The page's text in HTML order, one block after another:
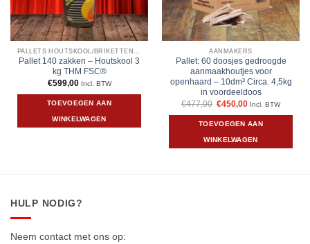
Pallet 140 zakken – Houtskool 3
kg THM FSC®
€599,00 Incl. BTW
TOEVOEGEN AAN
WINKELWAGEN
AANMAKERS
Pallet: 60 doosjes gedroogde
aanmaakhoutjes voor
openhaard – 10dm³ Circa. 4,5kg
in voordeeldoos
€477,00 Oorspronkelijke
was:
€477,00.
€450,00Huidige
is:
€450,00.
Incl. BTW
TOEVOEGEN AAN
WINKELWAGEN
HULP NODIG?
Neem contact met ons op: